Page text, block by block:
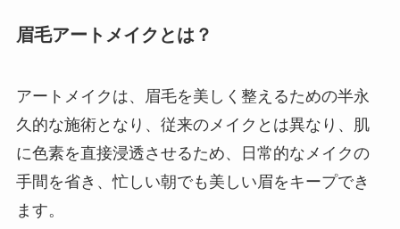
眉毛アートメイクとは？
アートメイクは、眉毛を美しく整えるための半永
久的な施術となり、従来のメイクとは異なり、肌
に色素を直接浸透させるため、日常的なメイクの
手間を省き、忙しい朝でも美しい眉をキープでき
ます。